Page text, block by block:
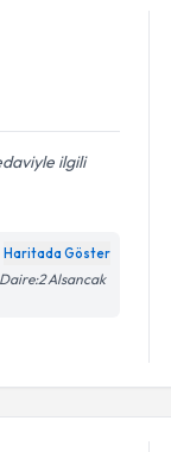
ilgili
Haritada Göster
Alsancak